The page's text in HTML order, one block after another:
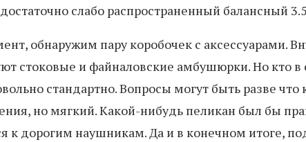
слабо распространенный балансный
обнаружим пару коробочек с аксессуарами.
стоковые и файналовские амбушюрки. Но кто
стандартно. Вопросы могут быть разве
но мягкий. Какой-нибудь пеликан был бы
к дорогим наушникам. Да и в конечном итоге,